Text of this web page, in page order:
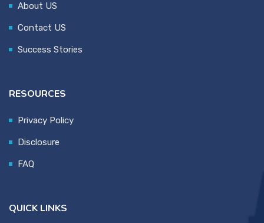
About US
Contact US
Success Stories
RESOURCES
Privacy Policy
Disclosure
FAQ
QUICK LINKS